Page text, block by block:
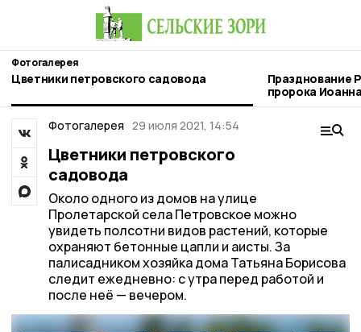
Фотогалерея
Цветники петровского садовода
Празднование
пророка
Новоситовке
Фотогалерея 29 июля 2021, 14:54
Цветники петровского
садовода
Около одного из домов на улице
Пролетарской села Петровское можно
увидеть полсотни видов растений, которые
охраняют бетонные цапли и аисты. За
палисадником хозяйка дома Татьяна Борисова
следит ежедневно: с утра перед работой и
после неё — вечером.